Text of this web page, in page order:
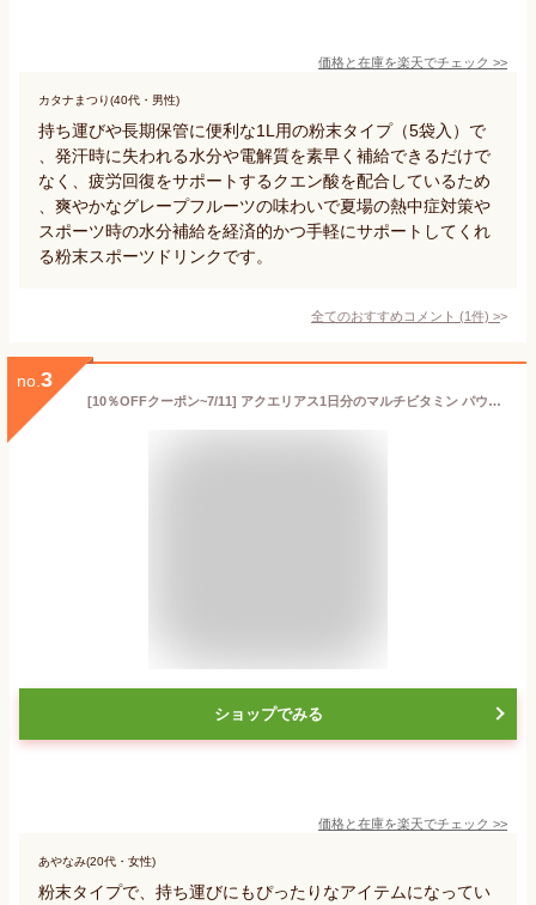
価格と在庫を楽天でチェック >>
カタナまつり(40代・男性)
持ち運びや長期保管に便利な1L用の粉末タイプ（5袋入）で
、発汗時に失われる水分や電解質を素早く補給できるだけで
なく、疲労回復をサポートするクエン酸を配合しているため
、爽やかなグレープフルーツの味わいで夏場の熱中症対策や
スポーツ時の水分補給を経済的かつ手軽にサポートしてくれ
る粉末スポーツドリンクです。
全てのおすすめコメント (1件) >
no. 3
[10％OFFクーポン~7/11] アクエリアス1日分のマルチビタミン パウダー 51g(30袋) 【51g×30袋(1ケース)】 ｜ 【直送】コカ コーラ パック スポーツドリンク 熱中症 スポドリ 粉末 52734
ショップでみる
価格と在庫を楽天でチェック >>
あやなみ(20代・女性)
粉末タイプで、持ち運びにもぴったりなアイテムになってい